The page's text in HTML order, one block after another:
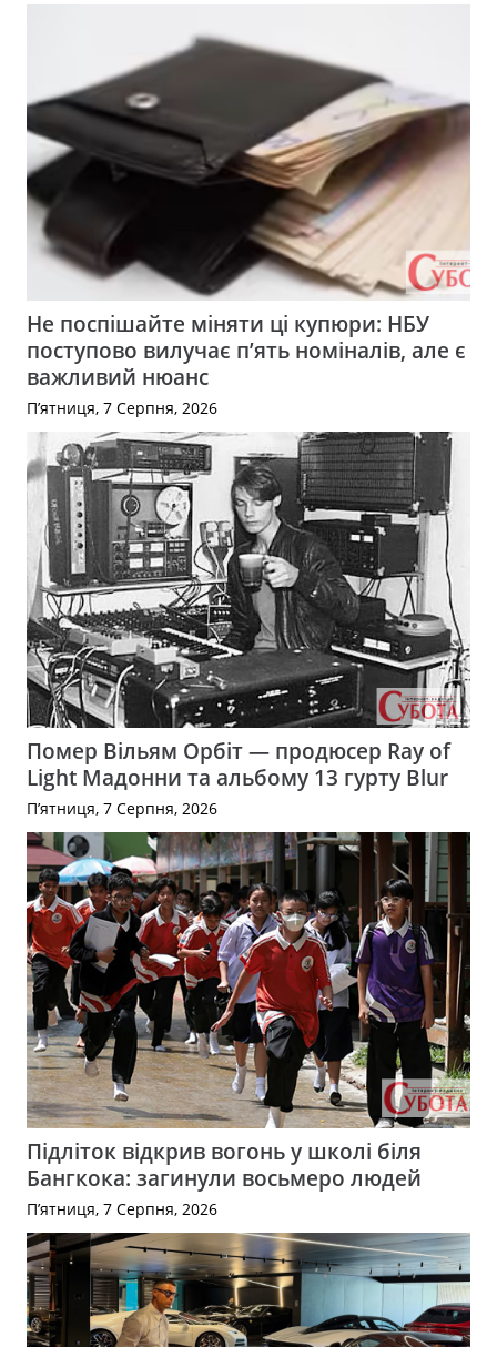
Не поспішайте міняти ці купюри: НБУ
поступово вилучає п’ять номіналів, але є
важливий нюанс
П’ятниця, 7 Серпня, 2026
Помер Вільям Орбіт — продюсер Ray of
Light Мадонни та альбому 13 гурту Blur
П’ятниця, 7 Серпня, 2026
Підліток відкрив вогонь у школі біля
Бангкока: загинули восьмеро людей
П’ятниця, 7 Серпня, 2026